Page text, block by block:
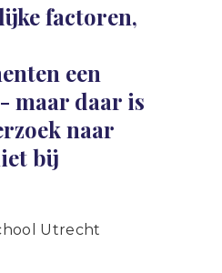
factoren,
een
maar daar is
naar
bij
Utrecht